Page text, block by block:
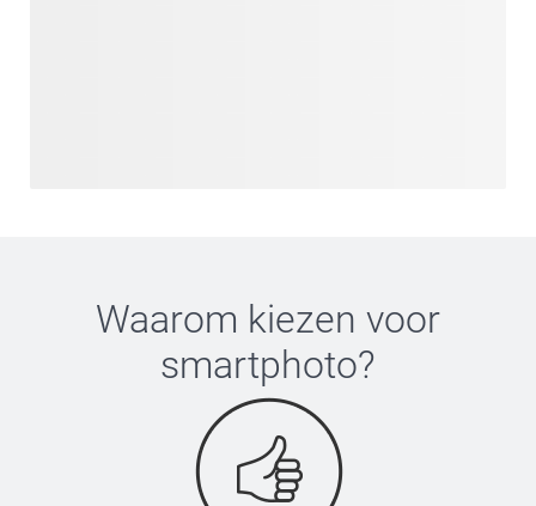
Waarom kiezen voor
smartphoto?